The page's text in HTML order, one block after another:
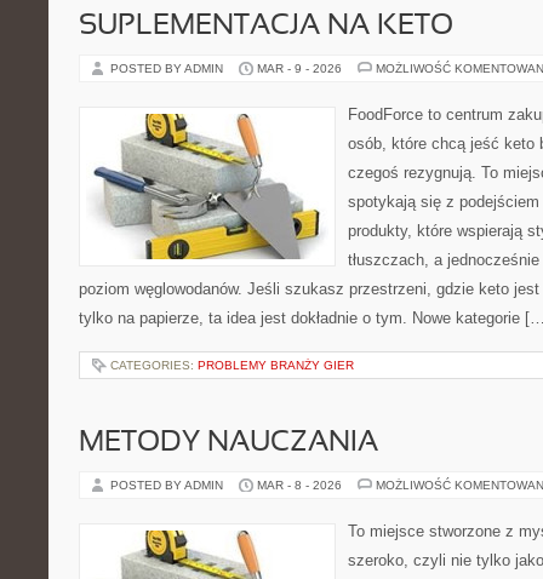
SUPLEMENTACJA NA KETO
POSTED BY ADMIN MAR - 9 - 2026 MOŻLIWOŚĆ
FoodForce to centrum
osób, które chcą jeść keto
czegoś rezygnują. To
spotykają się z
produkty, które wspierają
tłuszczach, a
poziom węglowodanów. Jeśli szukasz przestrzeni, gdzie keto
tylko na papierze, ta idea jest dokładnie o tym. Nowe kategorie
CATEGORIES: PROBLEMY BRANŻY GIER
METODY NAUCZANIA
POSTED BY ADMIN MAR - 8 - 2026 MOŻLIWOŚĆ
To miejsce stworzone z
szeroko, czyli nie tylko